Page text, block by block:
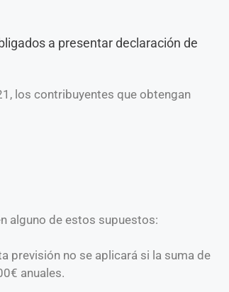
a presentar declaración de
los contribuyentes que obtengan
alguno de estos supuestos:
previsión no se aplicará si la suma de
anuales.